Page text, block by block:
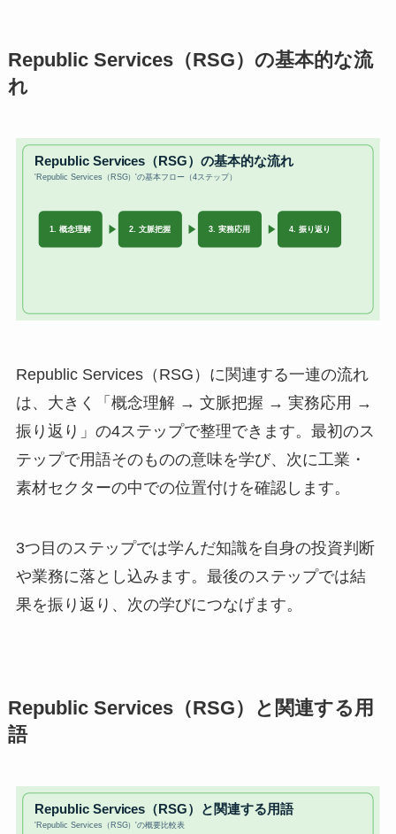
Republic Services（RSG）の基本的な流
れ
Republic Services（RSG）に関連する一連の流れ
は、大きく「概念理解 → 文脈把握 → 実務応用 →
振り返り」の4ステップで整理できます。最初のス
テップで用語そのものの意味を学び、次に工業・
素材セクターの中での位置付けを確認します。
3つ目のステップでは学んだ知識を自身の投資判断
や業務に落とし込みます。最後のステップでは結
果を振り返り、次の学びにつなげます。
Republic Services（RSG）と関連する用
語